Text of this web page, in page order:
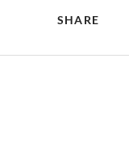
SHARE